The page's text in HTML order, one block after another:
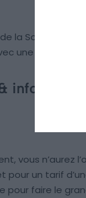
la Souleuvre,
une vidéo de
vous n’aurez
pour un tarif
pour faire le